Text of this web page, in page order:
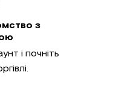
з
і почніть